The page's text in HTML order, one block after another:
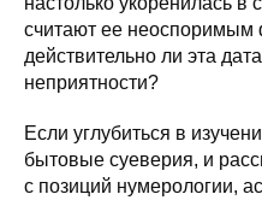
считают ее неоспоримым
действительно ли эта
неприятности?
Если углубиться в
бытовые суеверия, и
с позиций нумерологии,